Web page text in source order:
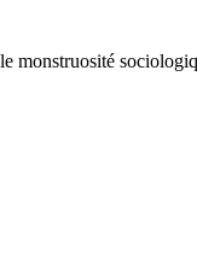
monstruosité